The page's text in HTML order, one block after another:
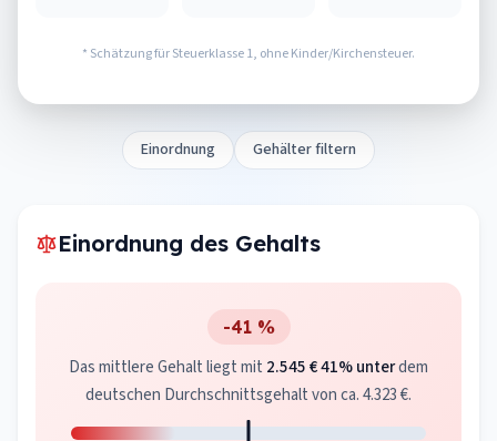
* Schätzung für Steuerklasse 1, ohne Kinder/Kirchensteuer.
Einordnung Gehälter filtern
Einordnung des Gehalts
-41 %
Das mittlere Gehalt liegt mit 2.545 €41% unterdem
deutschen Durchschnittsgehalt von ca. 4.323 €.